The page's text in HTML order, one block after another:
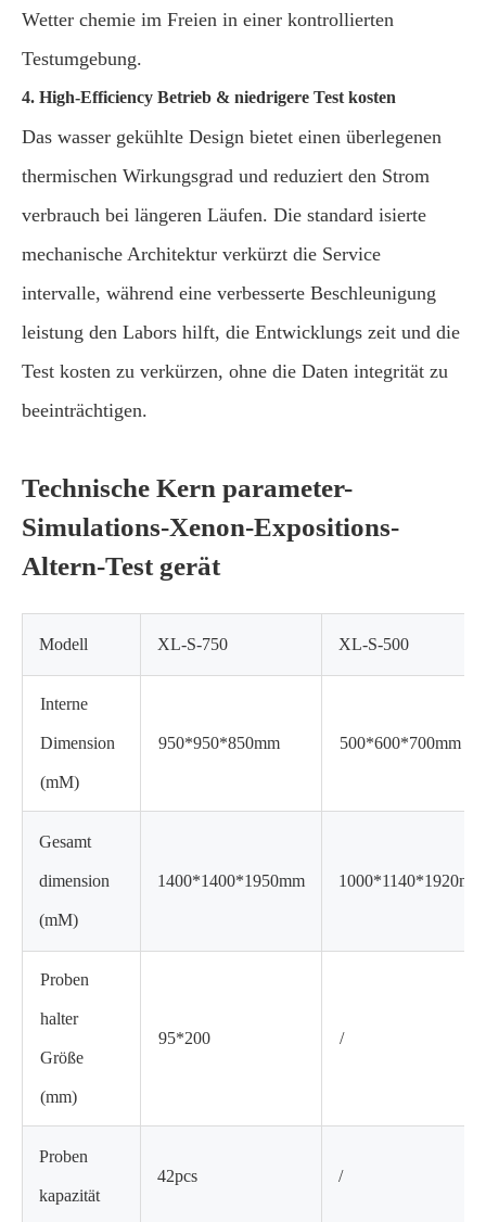
Wetter chemie im Freien in einer kontrollierten
Testumgebung.
4. High-Efficiency Betrieb & niedrigere Test kosten
Das wasser gekühlte Design bietet einen überlegenen
thermischen Wirkungsgrad und reduziert den Strom
verbrauch bei längeren Läufen. Die standard isierte
mechanische Architektur verkürzt die Service
intervalle, während eine verbesserte Beschleunigung
leistung den Labors hilft, die Entwicklungs zeit und die
Test kosten zu verkürzen, ohne die Daten integrität zu
beeinträchtigen.
Technische Kern parameter-
Simulations-Xenon-Expositions-
Altern-Test gerät
Modell XL-S-750 XL-S-500
Interne
Dimension
(mM)
950*950*850mm 500*600*700mm
Gesamt
dimension
(mM)
1400*1400*1950mm 1000*1140*1920mm
Proben
halter
Größe
(mm)
95*200 /
Proben
kapazität
42pcs /